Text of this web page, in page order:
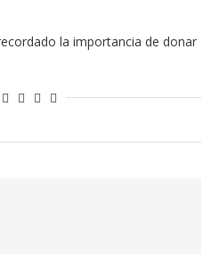
la importancia de donar